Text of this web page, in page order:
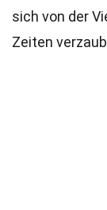
sich von der
Zeiten